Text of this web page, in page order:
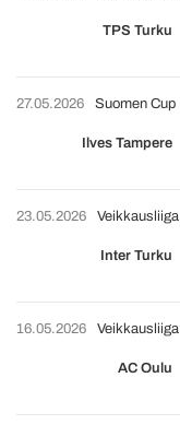
TPS Turku
27.05.2026
Ilves Tampere
Suomen Cup
23.05.2026
Inter Turku
Veikkausliiga
16.05.2026
AC Oulu
Veikkausliiga